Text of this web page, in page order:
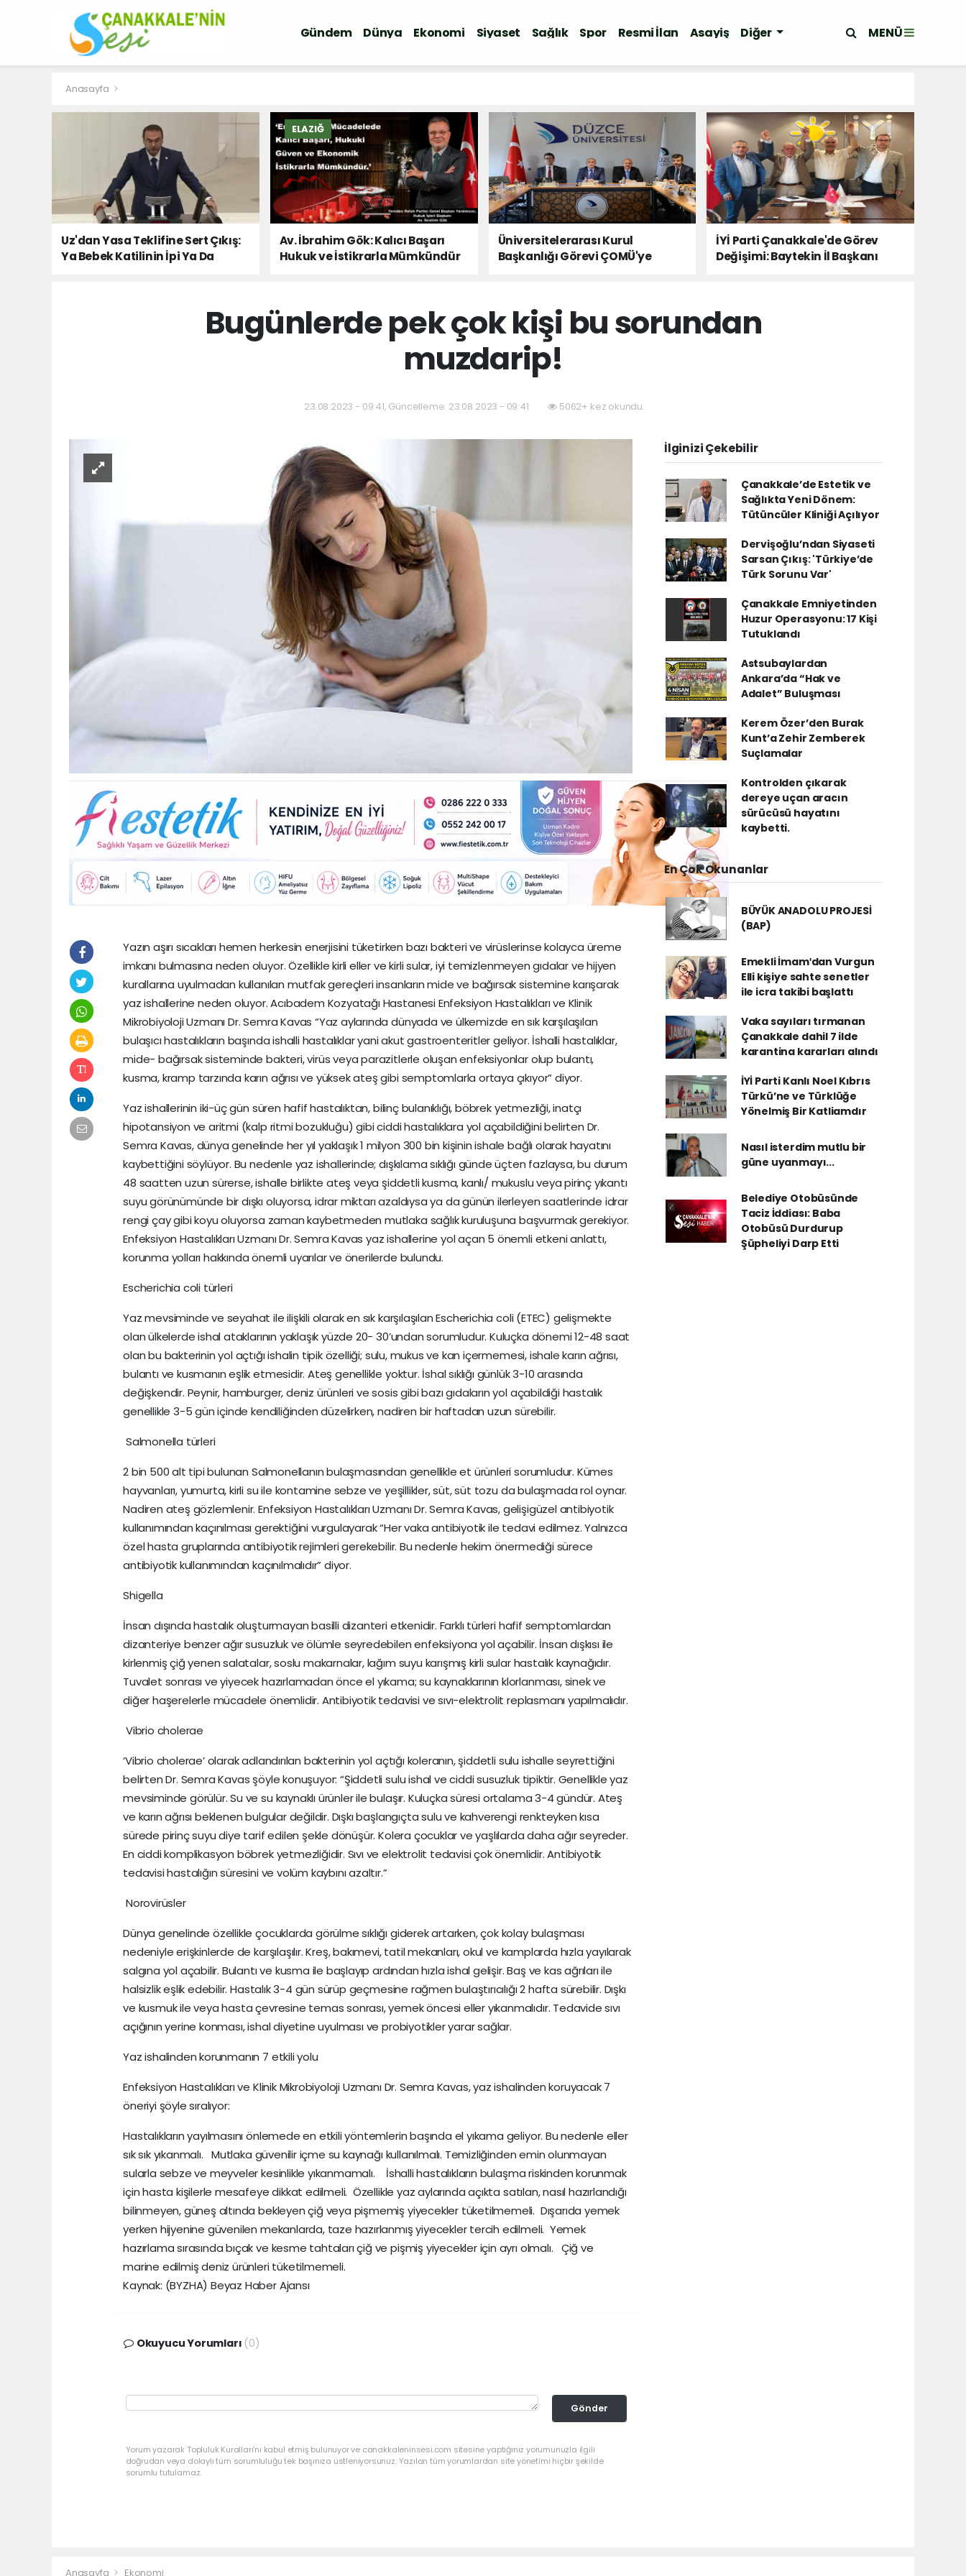
Gündem Dünya Ekonomi Siyaset Sağlık Spor Resmi İlan Asayiş Diğer MENÜ
Anasayfa
Uz'dan Yasa Teklifine Sert Çıkış:
Ya Bebek Katilinin İpi Ya Da
ELAZIĞ
Av. İbrahim Gök: Kalıcı Başarı
Hukuk ve İstikrarla Mümkündür
Üniversitelerarası Kurul
Başkanlığı Görevi ÇOMÜ'ye
İYİ Parti Çanakkale'de Görev
Değişimi: Baytekin İl Başkanı
Bugünlerde pek çok kişi bu sorundan
muzdarip!
23.08.2023 - 09:41, Güncelleme: 23.08.2023 - 09:41 5062+ kez okundu.
Yazın aşırı sıcakları hemen herkesin enerjisini tüketirken bazı bakteri ve virüslerinse kolayca üreme
imkanı bulmasına neden oluyor. Özellikle kirli eller ve kirli sular, iyi temizlenmeyen gıdalar ve hijyen
kurallarına uyulmadan kullanılan mutfak gereçleri insanların mide ve bağırsak sistemine karışarak
yaz ishallerine neden oluyor. Acıbadem Kozyatağı Hastanesi Enfeksiyon Hastalıkları ve Klinik
Mikrobiyoloji Uzmanı Dr. Semra Kavas “Yaz aylarında dünyada ve ülkemizde en sık karşılaşılan
bulaşıcı hastalıkların başında ishalli hastalıklar yani akut gastroenteritler geliyor. İshalli hastalıklar,
mide- bağırsak sisteminde bakteri, virüs veya parazitlerle oluşan enfeksiyonlar olup bulantı,
kusma, kramp tarzında karın ağrısı ve yüksek ateş gibi semptomlarla ortaya çıkıyor” diyor.
Yaz ishallerinin iki-üç gün süren hafif hastalıktan, bilinç bulanıklığı, böbrek yetmezliği, inatçı
hipotansiyon ve aritmi (kalp ritmi bozukluğu) gibi ciddi hastalıklara yol açabildiğini belirten Dr.
Semra Kavas, dünya genelinde her yıl yaklaşık 1 milyon 300 bin kişinin ishale bağlı olarak hayatını
kaybettiğini söylüyor. Bu nedenle yaz ishallerinde; dışkılama sıklığı günde üçten fazlaysa, bu durum
48 saatten uzun sürerse, ishalle birlikte ateş veya şiddetli kusma, kanlı/ mukuslu veya pirinç yıkantı
suyu görünümünde bir dışkı oluyorsa, idrar miktarı azaldıysa ya da günün ilerleyen saatlerinde idrar
rengi çay gibi koyu oluyorsa zaman kaybetmeden mutlaka sağlık kuruluşuna başvurmak gerekiyor.
Enfeksiyon Hastalıkları Uzmanı Dr. Semra Kavas yaz ishallerine yol açan 5 önemli etkeni anlattı,
korunma yolları hakkında önemli uyarılar ve önerilerde bulundu.
Escherichia coli türleri
Yaz mevsiminde ve seyahat ile ilişkili olarak en sık karşılaşılan Escherichia coli (ETEC) gelişmekte
olan ülkelerde ishal ataklarının yaklaşık yüzde 20- 30’undan sorumludur. Kuluçka dönemi 12-48 saat
olan bu bakterinin yol açtığı ishalin tipik özelliği; sulu, mukus ve kan içermemesi, ishale karın ağrısı,
bulantı ve kusmanın eşlik etmesidir. Ateş genellikle yoktur. İshal sıklığı günlük 3-10 arasında
değişkendir. Peynir, hamburger, deniz ürünleri ve sosis gibi bazı gıdaların yol açabildiği hastalık
genellikle 3-5 gün içinde kendiliğinden düzelirken, nadiren bir haftadan uzun sürebilir.
Salmonella türleri
2 bin 500 alt tipi bulunan Salmonellanın bulaşmasından genellikle et ürünleri sorumludur. Kümes
hayvanları, yumurta, kirli su ile kontamine sebze ve yeşillikler, süt, süt tozu da bulaşmada rol oynar.
Nadiren ateş gözlemlenir. Enfeksiyon Hastalıkları Uzmanı Dr. Semra Kavas, gelişigüzel antibiyotik
kullanımından kaçınılması gerektiğini vurgulayarak “Her vaka antibiyotik ile tedavi edilmez. Yalnızca
özel hasta gruplarında antibiyotik rejimleri gerekebilir. Bu nedenle hekim önermediği sürece
antibiyotik kullanımından kaçınılmalıdır” diyor.
Shigella
İnsan dışında hastalık oluşturmayan basilli dizanteri etkenidir. Farklı türleri hafif semptomlardan
dizanteriye benzer ağır susuzluk ve ölümle seyredebilen enfeksiyona yol açabilir. İnsan dışkısı ile
kirlenmiş çiğ yenen salatalar, soslu makarnalar, lağım suyu karışmış kirli sular hastalık kaynağıdır.
Tuvalet sonrası ve yiyecek hazırlamadan önce el yıkama; su kaynaklarının klorlanması, sinek ve
diğer haşerelerle mücadele önemlidir. Antibiyotik tedavisi ve sıvı-elektrolit replasmanı yapılmalıdır.
Vibrio cholerae
‘Vibrio cholerae’ olarak adlandırılan bakterinin yol açtığı koleranın, şiddetli sulu ishalle seyrettiğini
belirten Dr. Semra Kavas şöyle konuşuyor: “Şiddetli sulu ishal ve ciddi susuzluk tipiktir. Genellikle yaz
mevsiminde görülür. Su ve su kaynaklı ürünler ile bulaşır. Kuluçka süresi ortalama 3-4 gündür. Ateş
ve karın ağrısı beklenen bulgular değildir. Dışkı başlangıçta sulu ve kahverengi renkteyken kısa
sürede pirinç suyu diye tarif edilen şekle dönüşür. Kolera çocuklar ve yaşlılarda daha ağır seyreder.
En ciddi komplikasyon böbrek yetmezliğidir. Sıvı ve elektrolit tedavisi çok önemlidir. Antibiyotik
tedavisi hastalığın süresini ve volüm kaybını azaltır.”
Norovirüsler
Dünya genelinde özellikle çocuklarda görülme sıklığı giderek artarken, çok kolay bulaşması
nedeniyle erişkinlerde de karşılaşılır. Kreş, bakımevi, tatil mekanları, okul ve kamplarda hızla yayılarak
salgına yol açabilir. Bulantı ve kusma ile başlayıp ardından hızla ishal gelişir. Baş ve kas ağrıları ile
halsizlik eşlik edebilir. Hastalık 3-4 gün sürüp geçmesine rağmen bulaştırıcılığı 2 hafta sürebilir. Dışkı
ve kusmuk ile veya hasta çevresine temas sonrası, yemek öncesi eller yıkanmalıdır. Tedavide sıvı
açığının yerine konması, ishal diyetine uyulması ve probiyotikler yarar sağlar.
Yaz ishalinden korunmanın 7 etkili yolu
Enfeksiyon Hastalıkları ve Klinik Mikrobiyoloji Uzmanı Dr. Semra Kavas, yaz ishalinden koruyacak 7
öneriyi şöyle sıralıyor:
Hastalıkların yayılmasını önlemede en etkili yöntemlerin başında el yıkama geliyor. Bu nedenle eller
sık sık yıkanmalı. Mutlaka güvenilir içme su kaynağı kullanılmalı. Temizliğinden emin olunmayan
sularla sebze ve meyveler kesinlikle yıkanmamalı. İshalli hastalıkların bulaşma riskinden korunmak
için hasta kişilerle mesafeye dikkat edilmeli. Özellikle yaz aylarında açıkta satılan, nasıl hazırlandığı
bilinmeyen, güneş altında bekleyen çiğ veya pişmemiş yiyecekler tüketilmemeli. Dışarıda yemek
yerken hijyenine güvenilen mekanlarda, taze hazırlanmış yiyecekler tercih edilmeli. Yemek
hazırlama sırasında bıçak ve kesme tahtaları çiğ ve pişmiş yiyecekler için ayrı olmalı. Çiğ ve
marine edilmiş deniz ürünleri tüketilmemeli.
Kaynak: (BYZHA) Beyaz Haber Ajansı
Okuyucu Yorumları (0)
Gönder
Yorum yazarak Topluluk Kuralları’nı kabul etmiş bulunuyor ve canakkaleninsesi.com sitesine yaptığınız yorumunuzla ilgili
doğrudan veya dolaylı tüm sorumluluğu tek başınıza üstleniyorsunuz. Yazılan tüm yorumlardan site yönetimi hiçbir şekilde
sorumlu tutulamaz.
İlginizi Çekebilir
Çanakkale’de Estetik ve
Sağlıkta Yeni Dönem:
Tütüncüler Kliniği Açılıyor
Dervişoğlu’ndan Siyaseti
Sarsan Çıkış: 'Türkiye’de
Türk Sorunu Var'
Çanakkale Emniyetinden
Huzur Operasyonu: 17 Kişi
Tutuklandı
Astsubaylardan
Ankara’da “Hak ve
Adalet” Buluşması
Kerem Özer’den Burak
Kunt’a Zehir Zemberek
Suçlamalar
Kontrolden çıkarak
dereye uçan aracın
sürücüsü hayatını
kaybetti.
En Çok Okunanlar
BÜYÜK ANADOLU PROJESİ
(BAP)
Emekli İmamʹdan Vurgun
Elli kişiye sahte senetler
ile icra takibi başlattı
Vaka sayıları tırmanan
Çanakkale dahil 7 ilde
karantina kararları alındı
İYİ Parti Kanlı Noel Kıbrıs
Türkü’ne ve Türklüğe
Yönelmiş Bir Katliamdır
Nasıl isterdim mutlu bir
güne uyanmayı...
Belediye Otobüsünde
Taciz İddiası: Baba
Otobüsü Durdurup
Şüpheliyi Darp Etti
Anasayfa Ekonomi